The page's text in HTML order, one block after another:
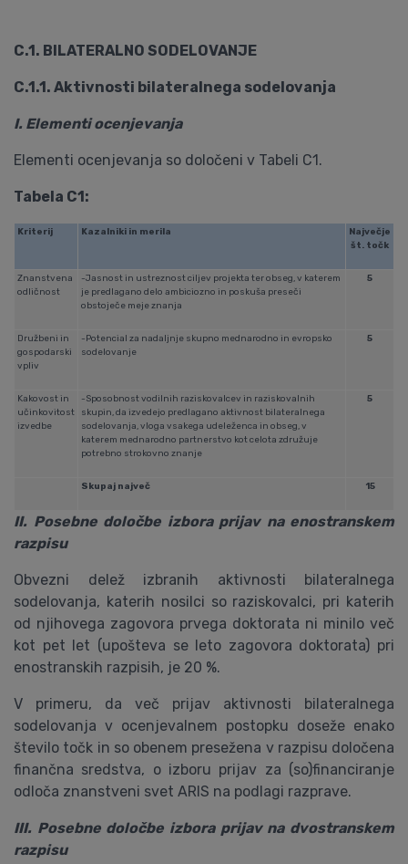
C.1. BILATERALNO SODELOVANJE
C.1.1. Aktivnosti bilateralnega sodelovanja
I. Elementi ocenjevanja
Elementi ocenjevanja so določeni v Tabeli C1.
Tabela C1:
Kriterij Kazalniki in merila
Največje
št. točk
Znanstvena
odličnost
-Jasnost in ustreznost ciljev projekta ter obseg, v katerem
je predlagano delo ambiciozno in poskuša preseči
obstoječe meje znanja
5
Družbeni in
gospodarski
vpliv
-Potencial za nadaljnje skupno mednarodno in evropsko
sodelovanje
5
Kakovost in
učinkovitost
izvedbe
-Sposobnost vodilnih raziskovalcev in raziskovalnih
skupin, da izvedejo predlagano aktivnost bilateralnega
sodelovanja, vloga vsakega udeleženca in obseg, v
katerem mednarodno partnerstvo kot celota združuje
potrebno strokovno znanje
5
Skupaj največ 15
II. Posebne določbe izbora prijav na enostranskem
razpisu
Obvezni delež izbranih aktivnosti bilateralnega
sodelovanja, katerih nosilci so raziskovalci, pri katerih
od njihovega zagovora prvega doktorata ni minilo več
kot pet let (upošteva se leto zagovora doktorata) pri
enostranskih razpisih, je 20 %.
V primeru, da več prijav aktivnosti bilateralnega
sodelovanja v ocenjevalnem postopku doseže enako
število točk in so obenem presežena v razpisu določena
finančna sredstva, o izboru prijav za (so)financiranje
odloča znanstveni svet ARIS na podlagi razprave.
III. Posebne določbe izbora prijav na dvostranskem
razpisu